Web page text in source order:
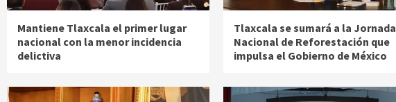
Mantiene Tlaxcala el primer lugar
nacional con la menor incidencia
delictiva
Tlaxcala se sumará a la Jornada
Nacional de Reforestación que
impulsa el Gobierno de México